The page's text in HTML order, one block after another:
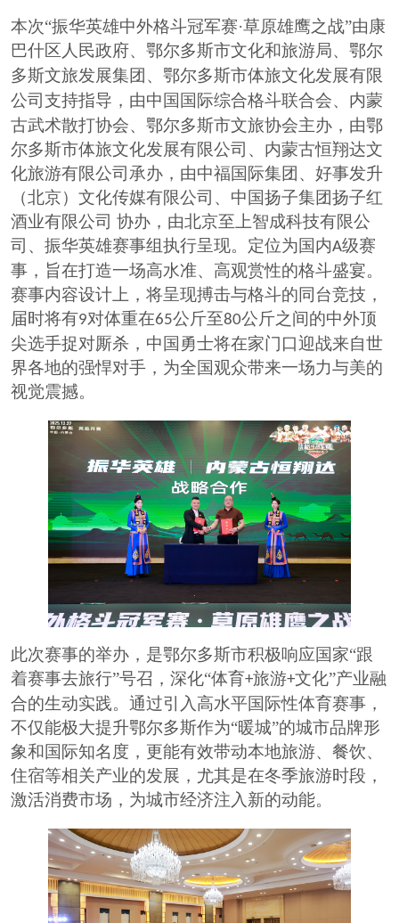
本次“振华英雄中外格斗冠军赛·草原雄鹰之战”由康
巴什区人民政府、鄂尔多斯市文化和旅游局、鄂尔
多斯文旅发展集团 、鄂尔多斯市体旅文化发展有限
公司支持指导，由中国国际综合格斗联合会、内蒙
古武术散打协会、鄂尔多斯市文旅协会主办，由鄂
尔多斯市体旅文化发展有限公司、内蒙古恒翔达文
化旅游有限公司承办，由中福国际集团、好事发升
（北京）文化传媒有限公司、中国扬子集团扬子红
酒业有限公司 协办，由北京至上智成科技有限公
司、振华英雄赛事组执行呈现。定位为国内A级赛
事，旨在打造一场高水准、高观赏性的格斗盛宴。
赛事内容设计上，将呈现搏击与格斗的同台竞技，
届时将有9对体重在65公斤至80公斤之间的中外顶
尖选手捉对厮杀，中国勇士将在家门口迎战来自世
界各地的强悍对手，为全国观众带来一场力与美的
视觉震撼。
此次赛事的举办，是鄂尔多斯市积极响应国家“跟
着赛事去旅行”号召，深化“体育+旅游+文化”产业融
合的生动实践。通过引入高水平国际性体育赛事，
不仅能极大提升鄂尔多斯作为“暖城”的城市品牌形
象和国际知名度，更能有效带动本地旅游、餐饮、
住宿等相关产业的发展，尤其是在冬季旅游时段，
激活消费市场，为城市经济注入新的动能。